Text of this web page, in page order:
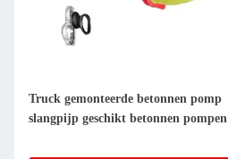
Truck gemonteerde betonnen pomp
slangpijp geschikt betonnen pompen